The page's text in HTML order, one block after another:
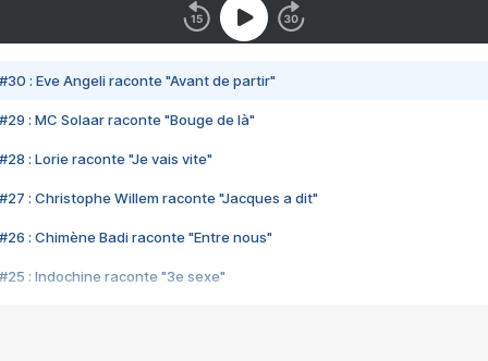
#30 : Eve Angeli raconte "Avant de partir"
#29 : MC Solaar raconte "Bouge de là"
#28 : Lorie raconte "Je vais vite"
#27 : Christophe Willem raconte "Jacques a dit"
#26 : Chimène Badi raconte "Entre nous"
#25 : Indochine raconte "3e sexe"